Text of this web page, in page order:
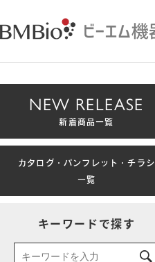
NEW RELEASE
新着商品一覧
カタログ・パンフレット・チラシ
一覧
キーワードで探す